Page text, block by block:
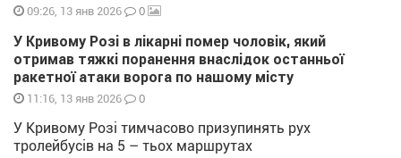
09:26, 13 янв 2026 0
У Кривому Розі в лікарні помер чоловік, який
отримав тяжкі поранення внаслідок останньої
ракетної атаки ворога по нашому місту
11:16, 13 янв 2026 0
У Кривому Розі тимчасово призупинять рух
тролейбусів на 5 – тьох маршрутах